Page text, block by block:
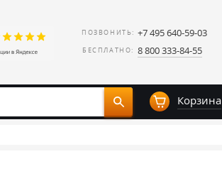
ПОЗВОНИТЬ: +7 495 640-59-03
БЕСПЛАТНО: 8 800 333-84-55
Корзина